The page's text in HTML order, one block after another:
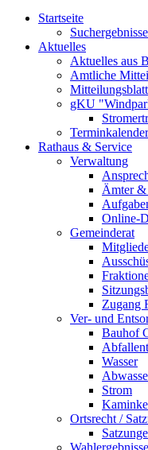
Startseite
Aktuelles
Aktuelles aus
Amtliche
gKU
Rathaus & Service
Verwaltung
Ämter &
Online-
Gemeinderat
Zugang
Ver- und
Bauhof
Wasser
Strom
Ortsrecht /
Wahlergebnisse